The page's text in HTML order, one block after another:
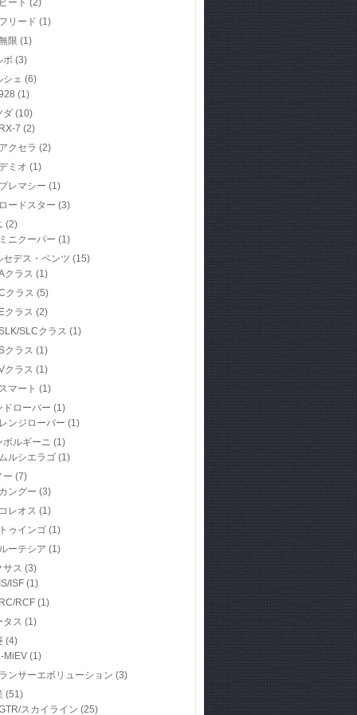
ビート (2)
フリード (1)
限 (1)
ボ (3)
シェ (6)
(1)
ダ (10)
RX-7 (2)
アクセラ (2)
ミオ (1)
プレマシー (1)
ロードスター (3)
(2)
ミニクーパー (1)
セデス・ベンツ (15)
クラス (1)
クラス (5)
Eクラス (2)
SLCクラス (1)
クラス (1)
クラス (1)
スマート (1)
ドローバー (1)
レンジローバー (1)
ボルギーニ (1)
ムルシエラゴ (1)
ー (7)
カングー (3)
コレオス (1)
トゥインゴ (1)
ルーテシア (1)
サス (3)
IS/ISF (1)
RC/RCF (1)
タス (1)
(4)
MiEV (1)
ランサーエボリューション (3)
(51)
スカイライン (25)